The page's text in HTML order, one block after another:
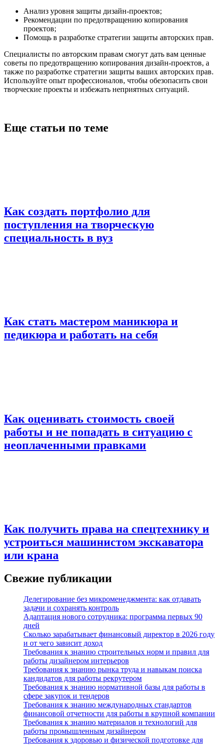
Анализ уровня защиты дизайн-проектов;
Рекомендации по предотвращению копирования
проектов;
Помощь в разработке стратегии защиты авторских прав.
Специалисты по авторским правам смогут дать вам ценные
советы по предотвращению копирования дизайн-проектов, а
также по разработке стратегии защиты ваших авторских прав.
Используйте опыт профессионалов, чтобы обезопасить свои
творческие проекты и избежать неприятных ситуаций.
Еще статьи по теме
Как создать портфолио для
поступления на творческую
специальность в вуз
Как стать мастером маникюра и
педикюра и работать на себя
Как оценивать стоимость своей
работы и не попадать в ситуацию с
неоплаченными правками
Как получить права на спецтехнику и
устроиться машинистом экскаватора
или крана
Свежие публикации
Делегирование без микроменеджмента: как отдавать
задачи и сохранять контроль
Адаптация нового сотрудника: программа первых 90
дней
Сколько зарабатывает финансовый директор в 2026 году
и от чего зависит доход
Требования к знанию строительных норм и правил для
работы дизайнером интерьеров
Требования к знанию рынка труда и навыкам поиска
кандидатов для работы рекрутером
Требования к знанию нормативной базы для работы в
сфере закупок и тендеров
Требования к знанию международных стандартов
финансовой отчетности для работы в крупной компании
Требования к знанию материалов и технологий для
работы промышленным дизайнером
Требования к здоровью и физической подготовке для